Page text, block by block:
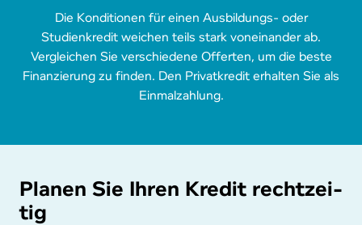
Die Konditionen für einen Ausbildungs- oder
Studienkredit weichen teils stark voneinander ab.
Vergleichen Sie verschiedene Offerten, um die beste
Finanzierung zu finden. Den Privatkredit erhalten Sie als
Einmalzahlung.
Planen Sie Ihren Kredit recht­zei­
tig